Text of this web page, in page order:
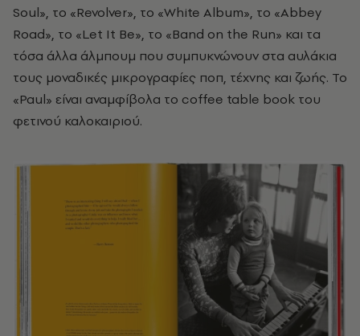
Soul», το «Revolver», το «White Album», το «Abbey
Road», το «Let It Be», το «Band on the Run» και τα
τόσα άλλα άλμπουμ που συμπυκνώνουν στα αυλάκια
τους μοναδικές μικρογραφίες ποπ, τέχνης και ζωής. Το
«Paul» είναι αναμφίβολα το coffee table book του
φετινού καλοκαιριού.